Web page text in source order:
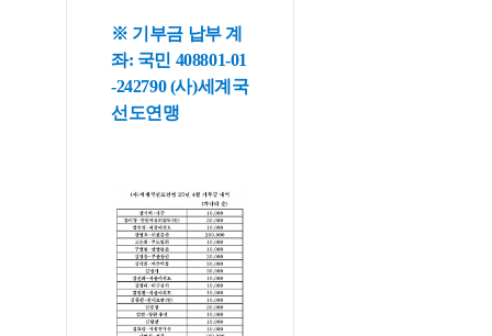
※ 기부금 납부 계
좌: 국민 408801-01
-242790 (사)세계국
선도연맹